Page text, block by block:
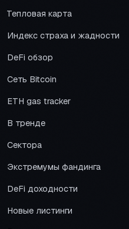
Тепловая карта
Индекс страха и жадности
DeFi обзор
Сеть Bitcoin
ETH gas tracker
В тренде
Сектора
Экстремумы фандинга
DeFi доходности
Новые листинги